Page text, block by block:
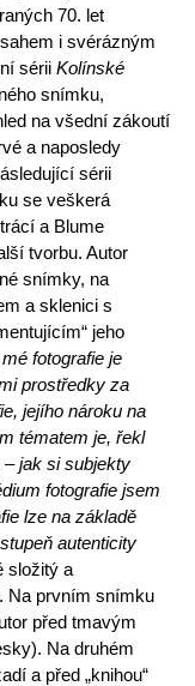
70. let
i svérázným
sérii Kolínské
snímku,
na všední zákoutí
a napo­sledy
sérii
se veškerá
a Blume
tvorbu. Autor
snímky, na
a sklenici s
jeho
fotografie je
prostředky za
jejího nároku na
tématem je, řekl
jak si subjekty
um fotografie jsem
lze na základě
autenticity
složitý a
Na prvním snímku
před tmavým
Na druhém
a před „knihou“